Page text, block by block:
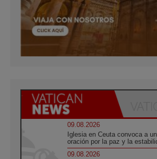
09.08.2026
Iglesia en Ceuta convoca a
oración por la paz y la
09.08.2026